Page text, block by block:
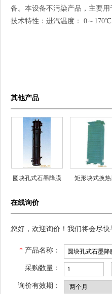
备。本设备不污染产品，主要
技术特性：进汽温度： 0～
其他产品
圆块孔式石墨降膜 矩形块式换热
在线询价
您好，欢迎询价！我们将会尽快
* 产品名称：
采购数量：
询价有效期：